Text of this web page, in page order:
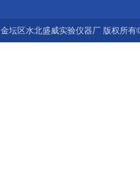
金坛区水北盛威实验仪器厂 版权所